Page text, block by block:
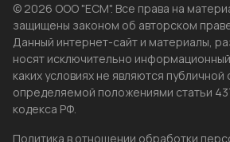
© 2026 ООО "ЕСМ". Все права на
защищены законом об авторском
Данный интернет-сайт и материалы,
носят исключительно
каких условиях не являются
определяемой положениями статьи
кодекса РФ.
Политика в отношении обработки